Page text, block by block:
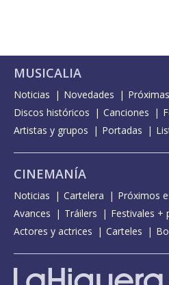
MUSICALIA
Noticias Novedades
Discos históricos
Canciones
Artistas y grupos
Portadas
CINEMANÍA
Noticias Cartelera Próximos
Avances
Tráilers
Festivales +
Actores y actrices
Carteles